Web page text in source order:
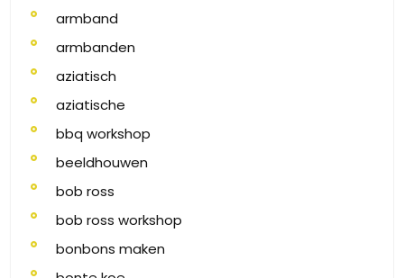
armband
armbanden
aziatisch
aziatische
bbq workshop
beeldhouwen
bob ross
bob ross workshop
bonbons maken